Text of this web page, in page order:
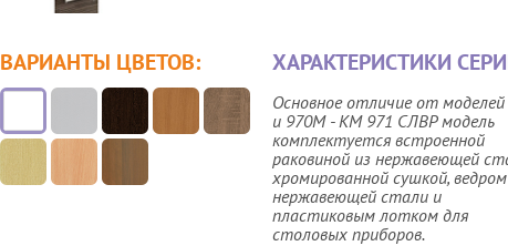
ВАРИАНТЫ ЦВЕТОВ: ХАРАКТЕРИСТИКИ
Основное отличие от моделей
и 970М - КМ 971 СЛВР модель
комплектуется встроенной
раковиной из нержавеющей
хромированной сушкой,
нержавеющей стали и
пластиковым лотком для
столовых приборов.